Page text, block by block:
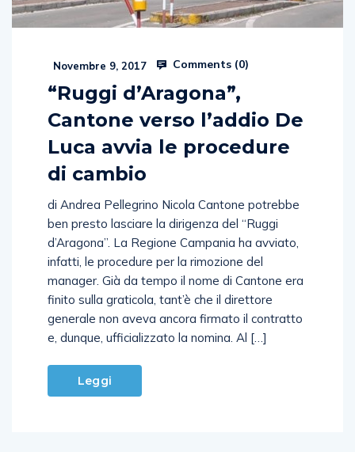
Novembre 9, 2017 Comments (0)
“Ruggi d’Aragona”,
Cantone verso l’addio De
Luca avvia le procedure
di cambio
di Andrea Pellegrino Nicola Cantone potrebbe
ben presto lasciare la dirigenza del “Ruggi
d’Aragona”. La Regione Campania ha avviato,
infatti, le procedure per la rimozione del
manager. Già da tempo il nome di Cantone era
finito sulla graticola, tant’è che il direttore
generale non aveva ancora firmato il contratto
e, dunque, ufficializzato la nomina. Al […]
Leggi